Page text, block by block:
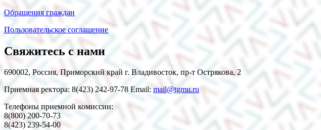
Обращения граждан
Пользовательское соглашение
Свяжитесь с нами
690002, Россия, Приморский край г. Владивосток, пр-т Острякова, 2
Приемная ректора: 8(423) 242-97-78 Email: mail@tgmu.ru
Телефоны приемной комиссии:
8(800) 200-70-73
8(423) 239-54-00